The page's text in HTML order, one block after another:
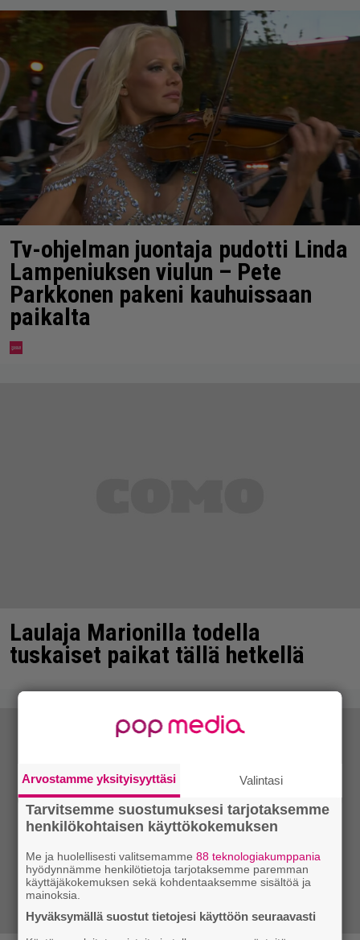
Tv-ohjelman juontaja pudotti Linda
Lampeniuksen viulun – Pete
Parkkonen pakeni kauhuissaan
paikalta
Laulaja Marionilla todella
tuskaiset paikat tällä hetkellä
Arvostamme yksityisyyttäsi Valintasi
Tarvitsemme suostumuksesi tarjotaksemme
henkilökohtaisen käyttökokemuksen
Me ja huolellisesti valitsemamme88 teknologiakumppania
hyödynnämme henkilötietoja tarjotaksemme paremman
käyttäjäkokemuksen sekä kohdentaaksemme sisältöä ja
mainoksia.
Hyväksymällä suostut tietojesi käyttöön seuraavasti